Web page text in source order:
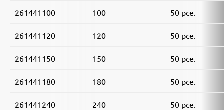
261441100 100 50 pce.
261441120 120 50 pce.
261441150 150 50 pce.
261441180 180 50 pce.
261441240 240 50 pce.